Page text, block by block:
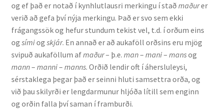
Yfirlit um kennslu
Stjórnun
Innan Háskólans
Samstarfsverkefni
og ef það er notað í kynhlutlausri merkingu í stað maðurer
verið að gefa því nýja merkingu. Það er svo sem ekki
frágangssök og hefur stundum tekist vel, t.d. í orðum eins
og símiog skjár. En annað er að aukaföll orðsins eru mjög
svipuð aukaföllum afmaður– þ.e. man– mani– mansog
mann– manni– manns. Orðið lendir oft í áhersluleysi,
sérstaklega þegar það er seinni hluti samsettra orða, og
við þau skilyrði er lengdarmunur hljóða lítill sem enginn
og orðin falla því saman í framburði.